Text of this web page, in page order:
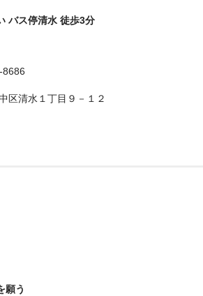
バス停清水 徒歩3分
8686
区清水１丁目９－１２
願う